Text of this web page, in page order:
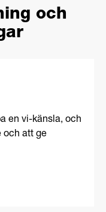
och
en vi-känsla, och
och att ge